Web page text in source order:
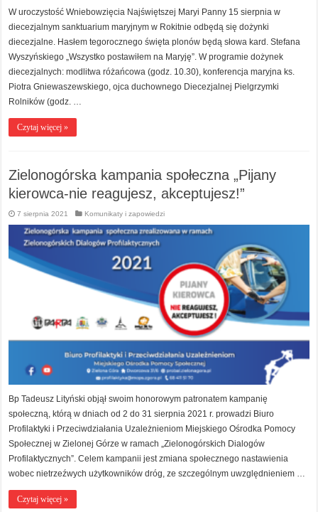
W uroczystość Wniebowzięcia Najświętszej Maryi Panny 15 sierpnia w
diecezjalnym sanktuarium maryjnym w Rokitnie odbędą się dożynki
diecezjalne. Hasłem tegorocznego święta plonów będą słowa kard. Stefana
Wyszyńskiego „Wszystko postawiłem na Maryję”. W programie dożynek
diecezjalnych: modlitwa różańcowa (godz. 10.30), konferencja maryjna ks.
Piotra Gniewaszewskiego, ojca duchownego Diecezjalnej Pielgrzymki
Rolników (godz. …
Czytaj więcej »
Zielonogórska kampania społeczna „Pijany
kierowca-nie reagujesz, akceptujesz!”
7 sierpnia 2021 Komunikaty i zapowiedzi
Bp Tadeusz Lityński objął swoim honorowym patronatem kampanię
społeczną, którą w dniach od 2 do 31 sierpnia 2021 r. prowadzi Biuro
Profilaktyki i Przeciwdziałania Uzależnieniom Miejskiego Ośrodka Pomocy
Społecznej w Zielonej Górze w ramach „Zielonogórskich Dialogów
Profilaktycznych”. Celem kampanii jest zmiana społecznego nastawienia
wobec nietrzeźwych użytkowników dróg, ze szczególnym uwzględnieniem …
Czytaj więcej »